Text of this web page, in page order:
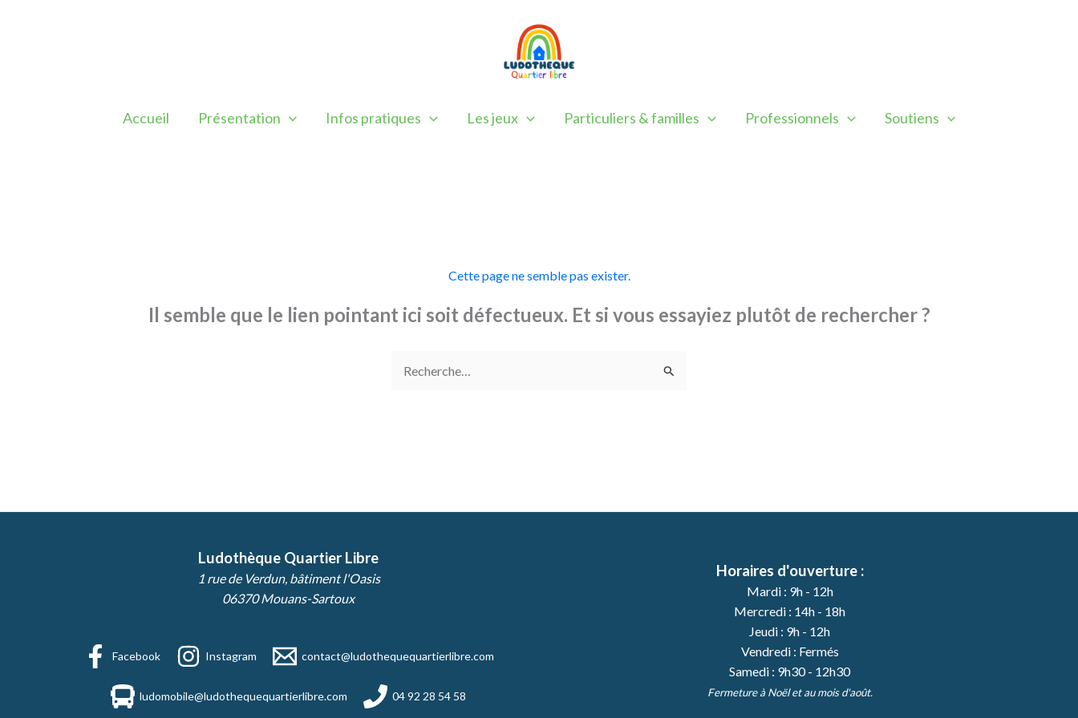
Accueil Présentation Infos pratiques Les jeux Particuliers & familles Professionnels Soutiens
Cette page ne semble pas exister.
Il semble que le lien pointant ici soit défectueux. Et si vous essayiez plutôt de rechercher ?
Ludothèque Quartier Libre
1 rue de Verdun, bâtiment l'Oasis
06370 Mouans-Sartoux
Facebook Instagram contact@ludothequequartierlibre.com
ludomobile@ludothequequartierlibre.com 04 92 28 54 58
Horaires d'ouverture :
Mardi : 9h - 12h
Mercredi : 14h - 18h
Jeudi : 9h - 12h
Vendredi : Fermés
Samedi : 9h30 - 12h30
Fermeture à Noël et au mois d'août.